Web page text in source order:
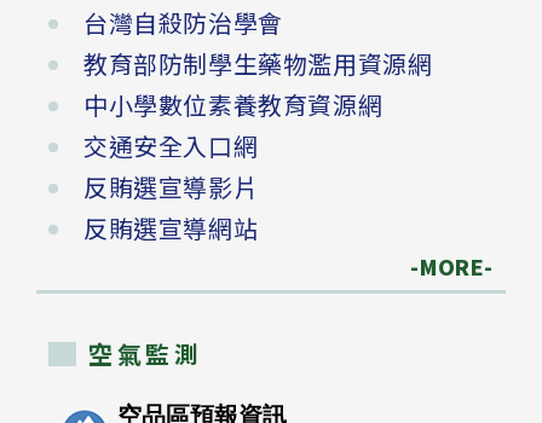
台灣自殺防治學會
教育部防制學生藥物濫用資源網
中小學數位素養教育資源網
交通安全入口網
反賄選宣導影片
反賄選宣導網站
-MORE-
空氣監測